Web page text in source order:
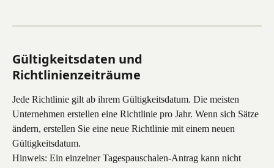
Gültigkeitsdaten und
Richtlinienzeiträume
Jede Richtlinie gilt ab ihrem Gültigkeitsdatum. Die meisten
Unternehmen erstellen eine Richtlinie pro Jahr. Wenn sich Sätze
ändern, erstellen Sie eine neue Richtlinie mit einem neuen
Gültigkeitsdatum.
Hinweis: Ein einzelner Tagespauschalen-Antrag kann nicht